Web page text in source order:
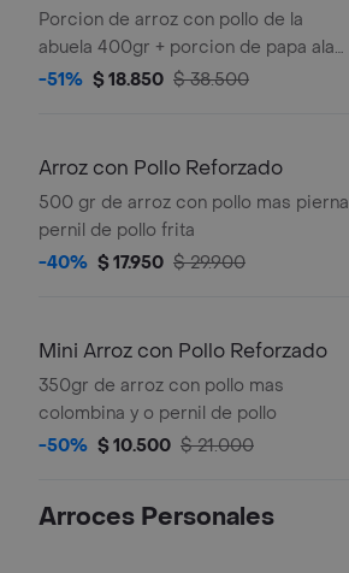
Premium
Porcion de arroz con pollo de la
abuela 400gr + porcion de papa ala
francesa + gaseosa 250ml + mini
-51% $ 18.850 $ 38.500
Arroz con Pollo Reforzado
500 gr de arroz con pollo mas pierna
pernil de pollo frita
-40% $ 17.950 $ 29.900
Mini Arroz con Pollo Reforzado
350gr de arroz con pollo mas
colombina y o pernil de pollo
-50% $ 10.500 $ 21.000
Arroces Personales